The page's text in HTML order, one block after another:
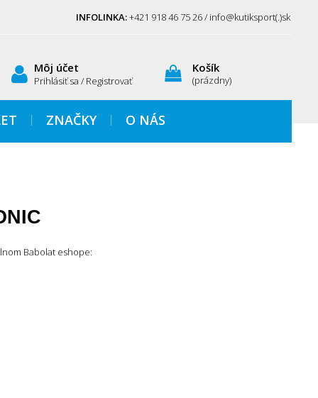
INFOLINKA:+421 918 46 75 26 / info@kutiksport(.)sk
Košík
(prázdny)
Môj účet
Prihlásiť sa / Registrovať
ZNAČKY O NÁS
Babolat eshope: